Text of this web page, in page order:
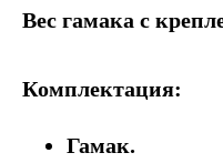
Вес гамака с
Комплектация:
Гамак.